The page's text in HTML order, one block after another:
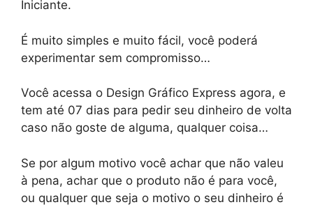
Iniciante.
É muito simples e muito fácil, você poderá
experimentar sem compromisso…
Você acessa o Design Gráfico Express agora, e
tem até 07 dias para pedir seu dinheiro de volta
caso não goste de alguma, qualquer coisa…
Se por algum motivo você achar que não valeu
à pena, achar que o produto não é para você,
ou qualquer que seja o motivo o seu dinheiro é